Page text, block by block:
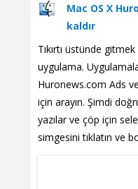
Mac OS X
kaldır
Tıkırtı üstünde
uygulama.
Huronews.com Ads
için arayın. Şimdi
yazılar ve çöp için
simgesini tıklatın ve